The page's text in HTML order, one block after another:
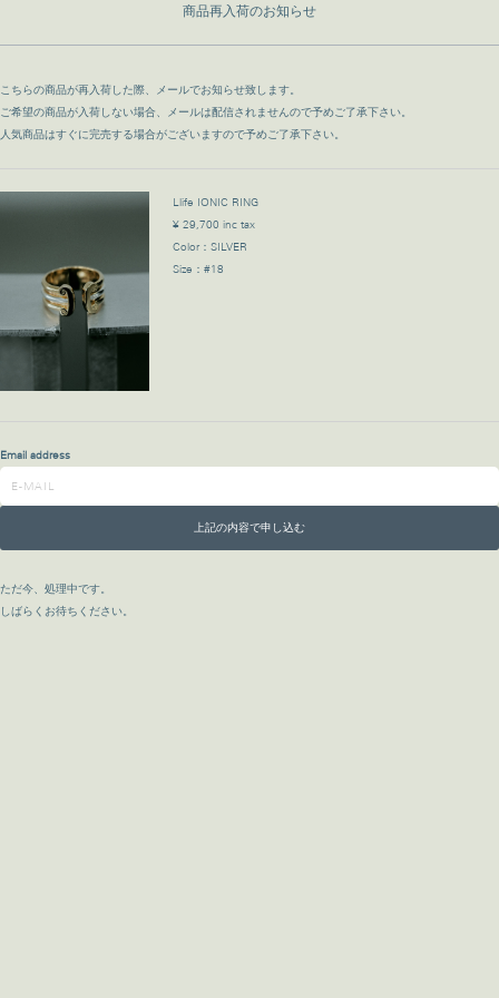
商品再入荷のお知らせ
こちらの商品が再入荷した際、メールでお知らせ致します。
ご希望の商品が入荷しない場合、メールは配信されませんので予めご了承下さい。
人気商品はすぐに完売する場合がございますので予めご了承下さい。
Llife IONIC RING
¥ 29,700 inc tax
Color：SILVER
Size：#18
Email address
上記の内容で申し込む
ただ今、処理中です。
しばらくお待ちください。